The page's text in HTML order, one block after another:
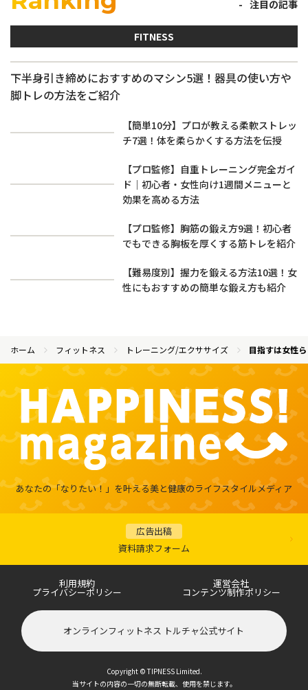
注目の記事
FITNESS
下半身引き締めにおすすめのマシン5選！器具の使い方や
脚トレの方法をご紹介
【簡単10分】プロが教える柔軟ストレッ
チ7選！体を柔らかくする方法を伝授
【プロ監修】自重トレーニング完全ガイ
ド｜初心者・女性向け1週間メニューと
効果を高める方法
【プロ監修】胸筋の鍛え方9選！初心者
でもできる胸板を厚くする筋トレを紹介
【難易度別】握力を鍛える方法10選！女
性にもおすすめの簡単な鍛え方も紹介
ホーム フィットネス トレーニング/エクササイズ 目指すは女性
あなたの「なりたい！」を叶える美と健康のライフスタイルメディア
広告出稿
資料請求フォーム
利用規約 運営会社
プライバシーポリシー コンテンツ制作ポリシー
オンラインフィットネス トルチャ公式サイト
Copyright © TIPNESS Limited.
当サイトの内容の一切の無断転載、使用を禁じます。